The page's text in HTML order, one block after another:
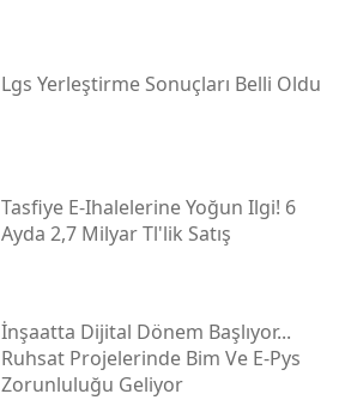
Lgs Yerleştirme Sonuçları Belli Oldu
Tasfiye E-Ihalelerine Yoğun Ilgi! 6
Ayda 2,7 Milyar Tl'lik Satış
İnşaatta Dijital Dönem Başlıyor...
Ruhsat Projelerinde Bim Ve E-Pys
Zorunluluğu Geliyor